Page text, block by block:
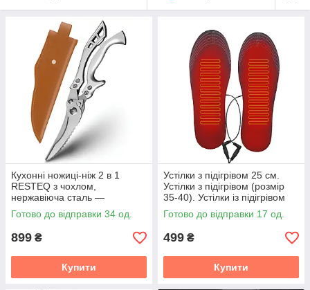
Кухонні ножиці-ніж 2 в 1
RESTEQ з чохлом,
нержавіюча сталь —
універсальний інструмент
для оброблення та різання
Готово до відправки 34 од.
899 ₴
Купити
Устілки з підігрівом 25 см.
Устілки з підігрівом (розмір
35-40). Устілки із підігрівом
від зовнішнього акумулятора
Готово до відправки 17 од.
499 ₴
Купити